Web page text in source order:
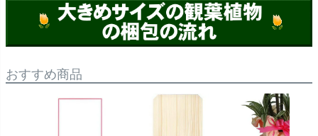
おすすめ商品